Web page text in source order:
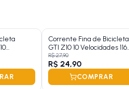
Corrente Fina de Bicicleta
GTI Z10 10 Velocidades 116
Elos
R$ 27,90
R$ 24,90
COMPRAR